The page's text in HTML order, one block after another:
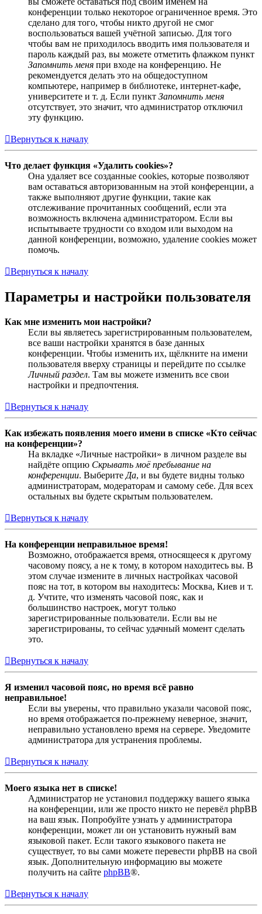
конференции только некоторое ограниченное время. Это
сделано для того, чтобы никто другой не смог
воспользоваться вашей учётной записью. Для того
чтобы вам не приходилось вводить имя пользователя и
пароль каждый раз, вы можете отметить флажком пункт
Запомнить меня при входе на конференцию. Не
рекомендуется делать это на общедоступном
компьютере, например в библиотеке, интернет-кафе,
университете и т. д. Если пункт Запомнить меня
отсутствует, это значит, что администратор отключил
эту функцию.
Вернуться к началу
Что делает функция «Удалить cookies»?
Она удаляет все созданные cookies, которые позволяют
вам оставаться авторизованным на этой конференции, а
также выполняют другие функции, такие как
отслеживание прочитанных сообщений, если эта
возможность включена администратором. Если вы
испытываете трудности со входом или выходом на
данной конференции, возможно, удаление cookies может
помочь.
Вернуться к началу
Параметры и настройки пользователя
Как мне изменить мои настройки?
Если вы являетесь зарегистрированным пользователем,
все ваши настройки хранятся в базе данных
конференции. Чтобы изменить их, щёлкните на имени
пользователя вверху страницы и перейдите по ссылке
Личный раздел. Там вы можете изменить все свои
настройки и предпочтения.
Вернуться к началу
Как избежать появления моего имени в списке «Кто сейчас
на конференции»?
На вкладке «Личные настройки» в личном разделе вы
найдёте опцию Скрывать моё пребывание на
конференции. Выберите Да, и вы будете видны только
администраторам, модераторам и самому себе. Для всех
остальных вы будете скрытым пользователем.
Вернуться к началу
На конференции неправильное время!
Возможно, отображается время, относящееся к другому
часовому поясу, а не к тому, в котором находитесь вы. В
этом случае измените в личных настройках часовой
пояс на тот, в котором вы находитесь: Москва, Киев и т.
д. Учтите, что изменять часовой пояс, как и
большинство настроек, могут только
зарегистрированные пользователи. Если вы не
зарегистрированы, то сейчас удачный момент сделать
это.
Вернуться к началу
Я изменил часовой пояс, но время всё равно
неправильное!
Если вы уверены, что правильно указали часовой пояс,
но время отображается по-прежнему неверное, значит,
неправильно установлено время на сервере. Уведомите
администратора для устранения проблемы.
Вернуться к началу
Моего языка нет в списке!
Администратор не установил поддержку вашего языка
на конференции, или же просто никто не перевёл phpBB
на ваш язык. Попробуйте узнать у администратора
конференции, может ли он установить нужный вам
языковой пакет. Если такого языкового пакета не
существует, то вы сами можете перевести phpBB на свой
язык. Дополнительную информацию вы можете
получить на сайте phpBB®.
Вернуться к началу